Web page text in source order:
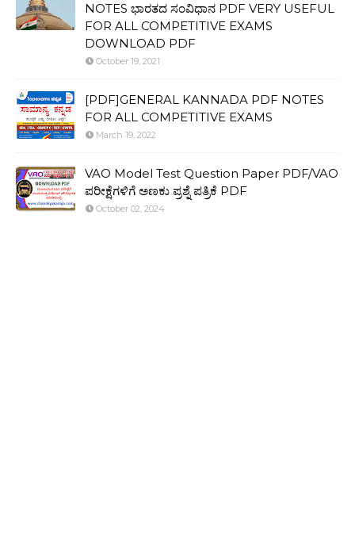
NOTES ಭಾರತದ ಸಂವಿಧಾನ PDF VERY USEFUL
FOR ALL COMPETITIVE EXAMS
DOWNLOAD PDF
October 19, 2021
[PDF]GENERAL KANNADA PDF NOTES
FOR ALL COMPETITIVE EXAMS
March 19, 2022
VAO Model Test Question Paper PDF/VAO
ಪರೀಕ್ಷೆಗಳಿಗೆ ಅಣಕು ಪ್ರಶ್ನೆ ಪತ್ರಿಕೆ PDF
October 02, 2024